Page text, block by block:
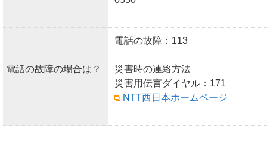
電話の故障の場合は？
電話の故障：113
災害時の連絡方法
災害用伝言ダイヤル：171
NTT西日本ホームページ